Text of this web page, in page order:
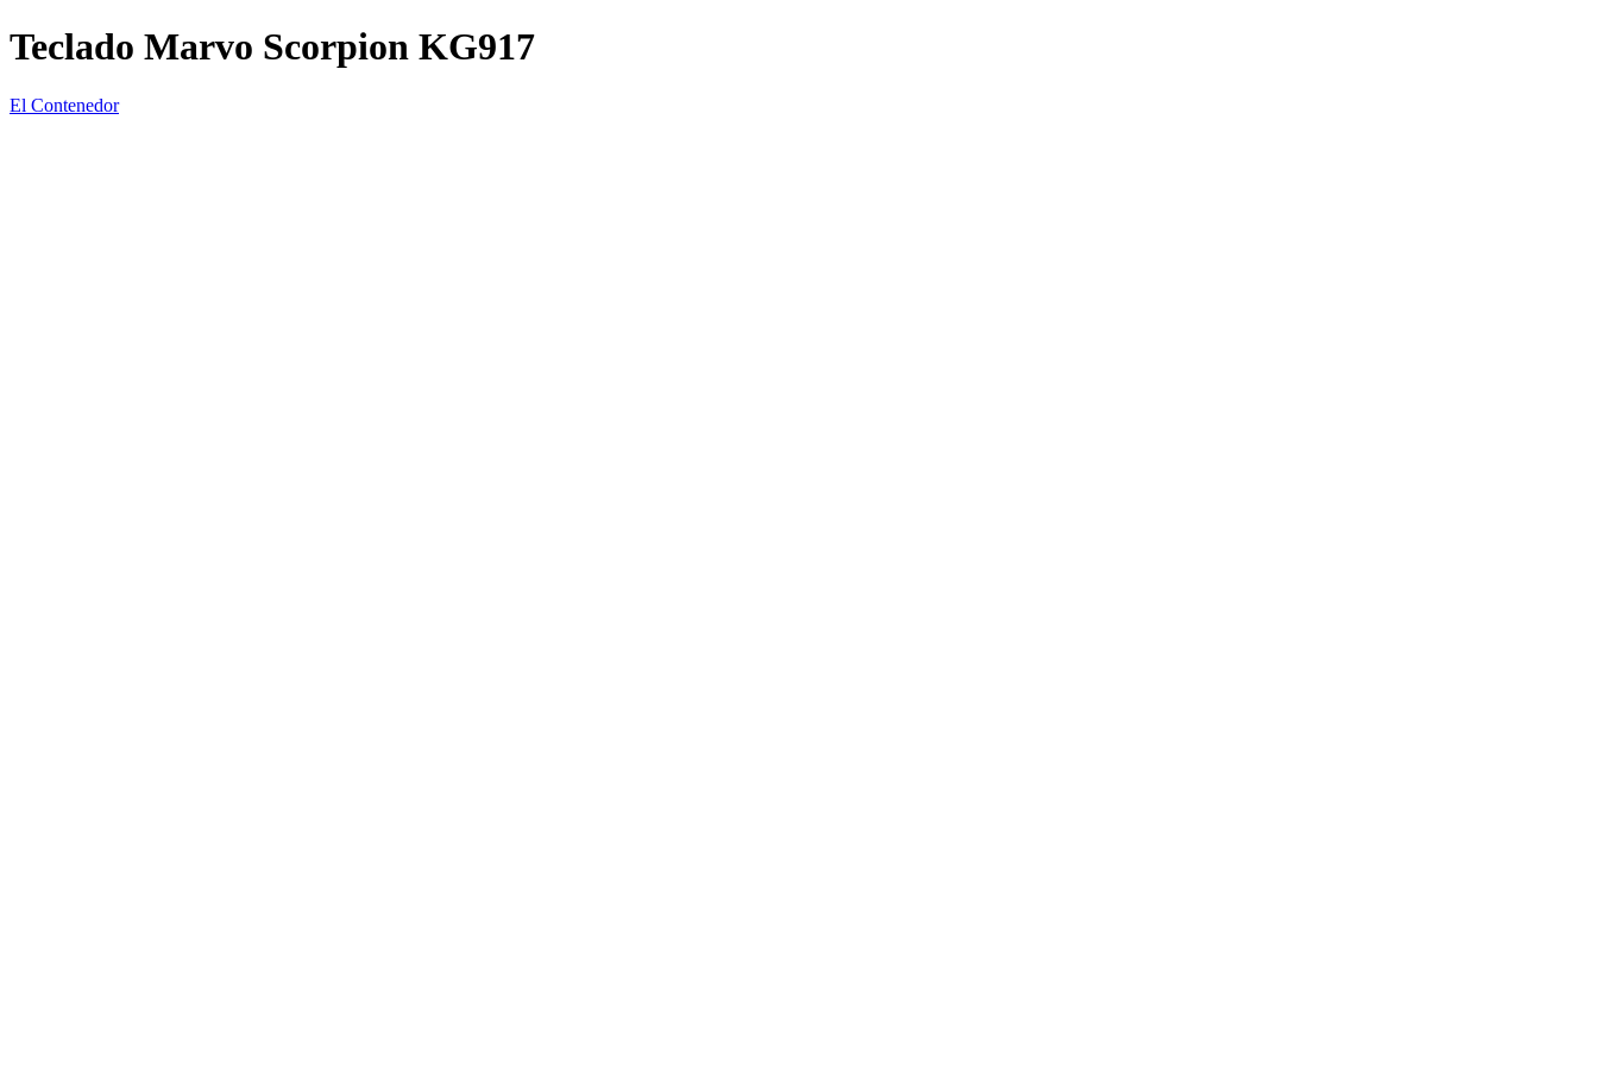
Teclado Marvo Scorpion KG917
El Contenedor